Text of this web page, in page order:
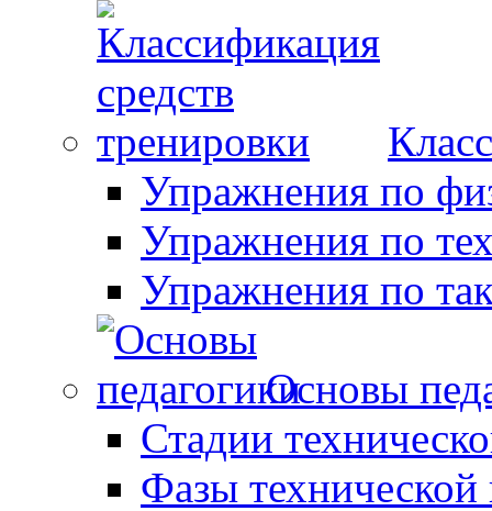
Упражнения по
Упражнения по
Упражнения по
Основы
Стадии
Фазы технической